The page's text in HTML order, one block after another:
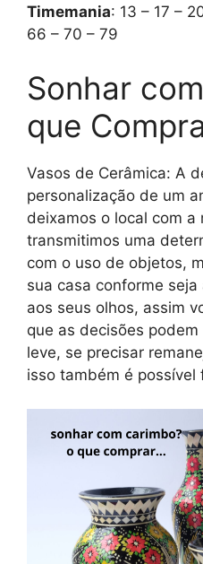
Timemania: 13 – 17 –
66 – 70 – 79
Sonhar
que
Vasos de Cerâmica: A
personalização de um
deixamos o local com
transmitimos uma
com o uso de objetos,
sua casa conforme
aos seus olhos, assim
que as decisões
leve, se precisar
isso também é possível